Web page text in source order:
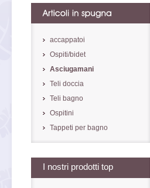
accappatoi
Ospiti/bidet
Asciugamani
Teli doccia
Teli bagno
Ospitini
Tappeti per bagno
I nostri prodotti top